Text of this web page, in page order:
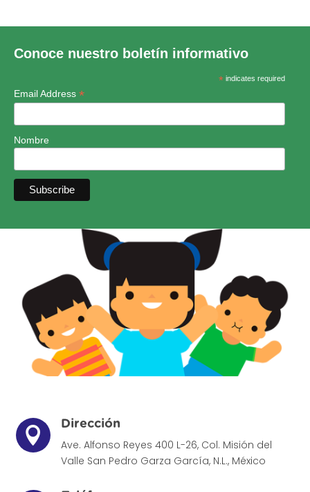
Conoce nuestro boletín informativo
*indicates required
Email Address *
Nombre

Dirección
Ave. Alfonso Reyes 400 L-26, Col. Misión del
Valle San Pedro Garza García, N.L., México